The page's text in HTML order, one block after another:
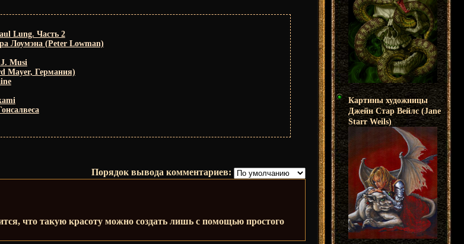
Lung. Часть 2
Лоумэна (Peter Lowman)
Musi
Mayer, Германия)
Порядок вывода комментариев:
что такую красоту можно создать лишь с помощью простого
Картины художницы
Джейн Стар Вейлс (Jane
Starr Weils)